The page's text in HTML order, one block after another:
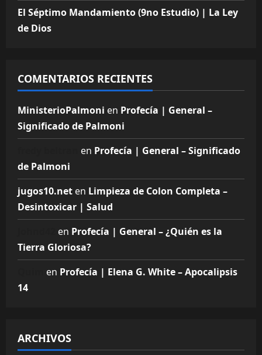
El Séptimo Mandamiento (9no Estudio) | La Ley
de Dios
COMENTARIOS RECIENTES
MinisterioPalmoni en Profecía | General –
Significado de Palmoni
en Profecía | General – Significado
de Palmoni
jugos10.net en Limpieza de Colon Completa –
Desintoxicar | Salud
en Profecía | General – ¿Quién es la
Tierra Gloriosa?
en Profecía | Elena G. White – Apocalipsis
14
ARCHIVOS